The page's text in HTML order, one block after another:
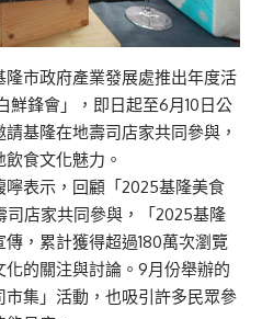
市政府產業發展處推出年度活
鮮鋒會」，即日起至6月10日公
基隆在地壽司店家共同參與，
食文化魅力。
表示，回顧「2025基隆美食
店家共同參與，「2025基隆
，累計獲得超過180萬次瀏覽
的關注與討論。9月份舉辦的
市集」活動，也吸引許多民眾參